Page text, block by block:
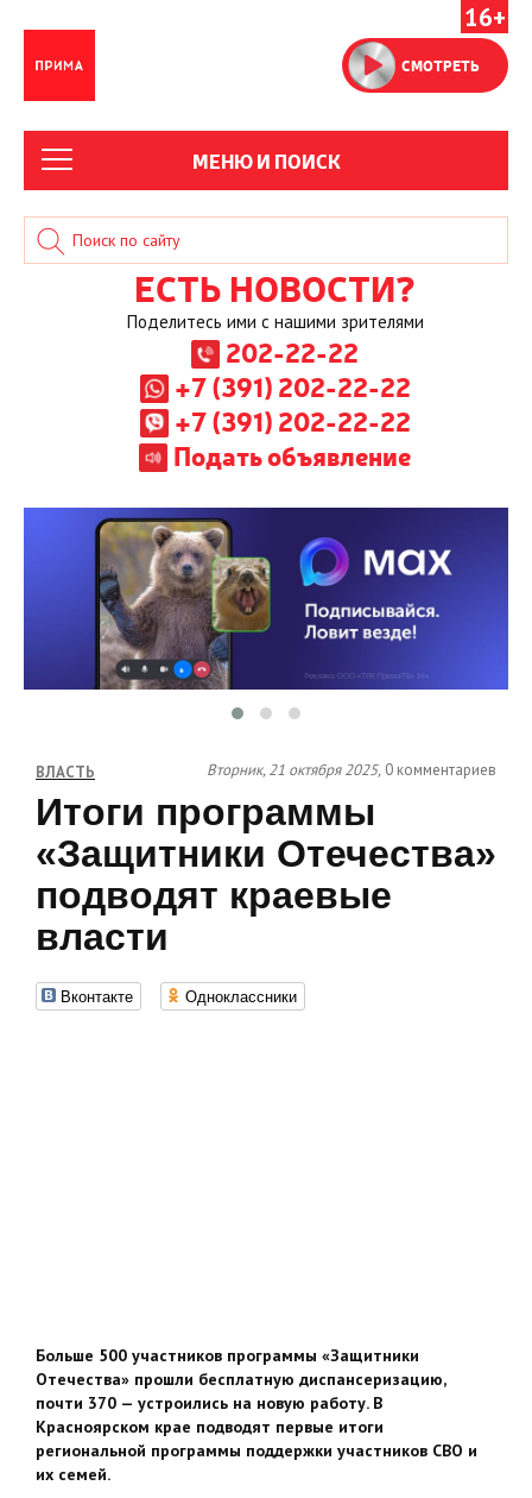
16+
СМОТРЕТЬ
МЕНЮ И ПОИСК
ЕСТЬ НОВОСТИ?
Поделитесь ими с нашими зрителями
202-22-22
+7 (391) 202-22-22
+7 (391) 202-22-22
Подать объявление
ВЛАСТЬ Вторник, 21 октября 2025, 0 комментариев
Итоги программы
«Защитники Отечества»
подводят краевые
власти
Вконтакте Одноклассники
Больше 500 участников программы «Защитники
Отечества» прошли бесплатную диспансеризацию,
почти 370 — устроились на новую работу. В
Красноярском крае подводят первые итоги
региональной программы поддержки участников СВО и
их семей.